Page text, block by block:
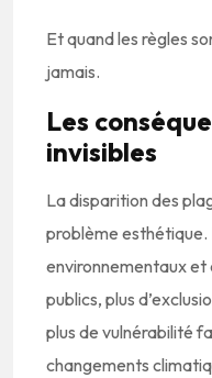
Et quand les règles
jamais.
Les
invisibles
La disparition des
problème esthétique.
environnementaux et
publics, plus
plus de vulnérabilité
changements